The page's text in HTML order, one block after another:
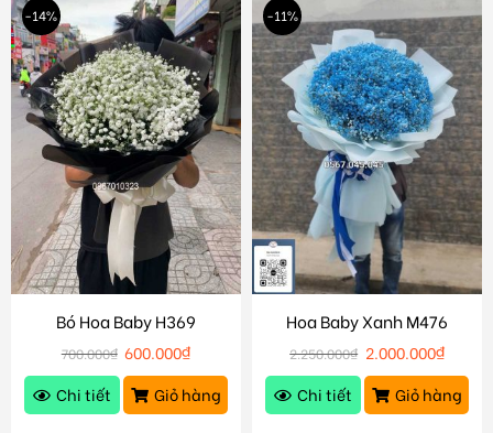
-14%
Bó Hoa Baby H369
700.000₫ 600.000₫
Chi tiết
Giỏ hàng
-11%
Hoa Baby Xanh M476
2.250.000₫ 2.000.000₫
Chi tiết
Giỏ hàng